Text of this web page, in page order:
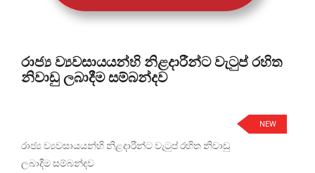
රාජ්‍ය ව්‍යවසායයන්හි නිළදාරීන්ට වැටුප් රහිත
නිවාඩු ලබාදීම සම්බන්දව
NEW
රාජ්‍ය ව්‍යවසායයන්හි නිළදාරීන්ට වැටුප් රහිත නිවාඩු
ලබාදීම සම්බන්දව